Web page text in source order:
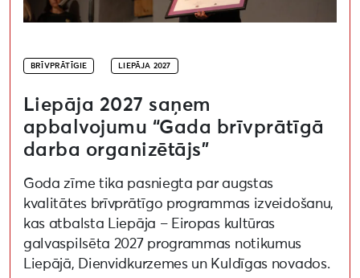
BRĪVPRĀTĪGIE LIEPĀJA 2027
Liepāja 2027 saņem
apbalvojumu “Gada brīvprātīgā
darba organizētājs”
Goda zīme tika pasniegta par augstas
kvalitātes brīvprātīgo programmas izveidošanu,
kas atbalsta Liepāja – Eiropas kultūras
galvaspilsēta 2027 programmas notikumus
Liepājā, Dienvidkurzemes un Kuldīgas novados.